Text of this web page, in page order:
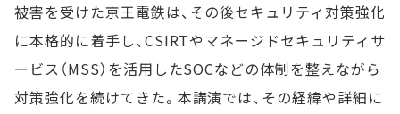
被害を受けた京王電鉄は、その後セキュリティ対策強化
に本格的に着手し、CSIRTやマネージドセキュリティサ
ービス（MSS）を活用したSOCなどの体制を整えながら
対策強化を続けてきた。本講演では、その経緯や詳細に